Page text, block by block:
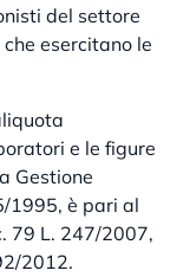
del settore
esercitano le
e le figure
Gestione
1995, è pari al
79 L. 247/2007,
2012.